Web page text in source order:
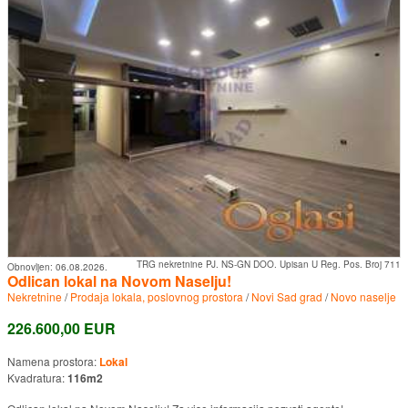
TRG nekretnine PJ. NS-GN DOO. Upisan U Reg. Pos. Broj 711
Obnovljen: 06.08.2026.
Odlican lokal na Novom Naselju!
Nekretnine/Prodaja lokala, poslovnog prostora /Novi Sad grad /Novo naselje
226.600,00 EUR
Namena prostora: Lokal
Kvadratura:116m2